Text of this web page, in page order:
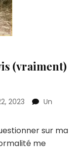
(vraiment)
2023
Un
sur ma
me